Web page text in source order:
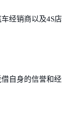
经销商以及4S
自身的信誉和